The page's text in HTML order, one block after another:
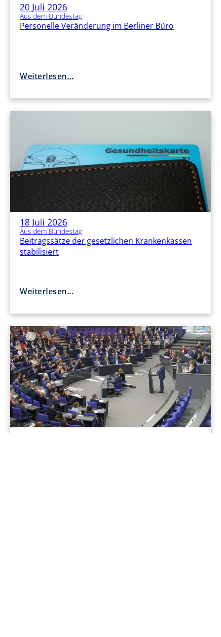
20 Juli 2026
Aus dem Bundestag
Personelle Veränderung im Berliner Büro
Weiterlesen...
18 Juli 2026
Aus dem Bundestag
Beitragssätze der gesetzlichen Krankenkassen
stabilisiert
Weiterlesen...